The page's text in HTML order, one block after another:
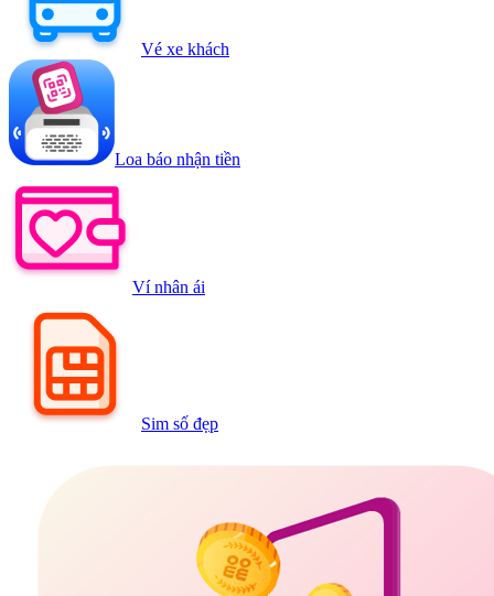
Vé xe khách
Loa báo nhận tiền
Ví nhân ái
Sim số đẹp